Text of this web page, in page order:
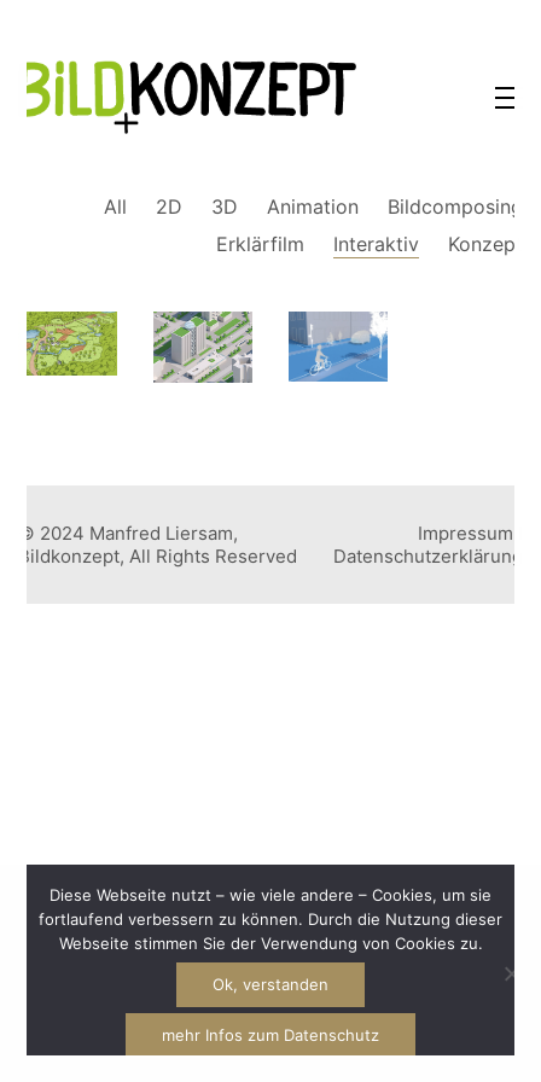
All 2D 3D Animation
Bildcomposing
Erklärfilm
Interaktiv Konzept
Impressum
Datenschutzerklärung
© 2024 Manfred Liersam,
Bildkonzept, All Rights Reserved
Diese Webseite nutzt – wie viele andere – Cookies, um sie
fortlaufend verbessern zu können. Durch die Nutzung dieser
Webseite stimmen Sie der Verwendung von Cookies zu.
Ok, verstanden
mehr Infos zum Datenschutz